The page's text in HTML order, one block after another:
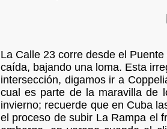
La Calle 23 corre desde el
caída, bajando una loma. Esta
intersección, digamos ir a
cual es parte de la maravilla de
invierno; recuerde que en Cuba
el proceso de subir La Rampa el